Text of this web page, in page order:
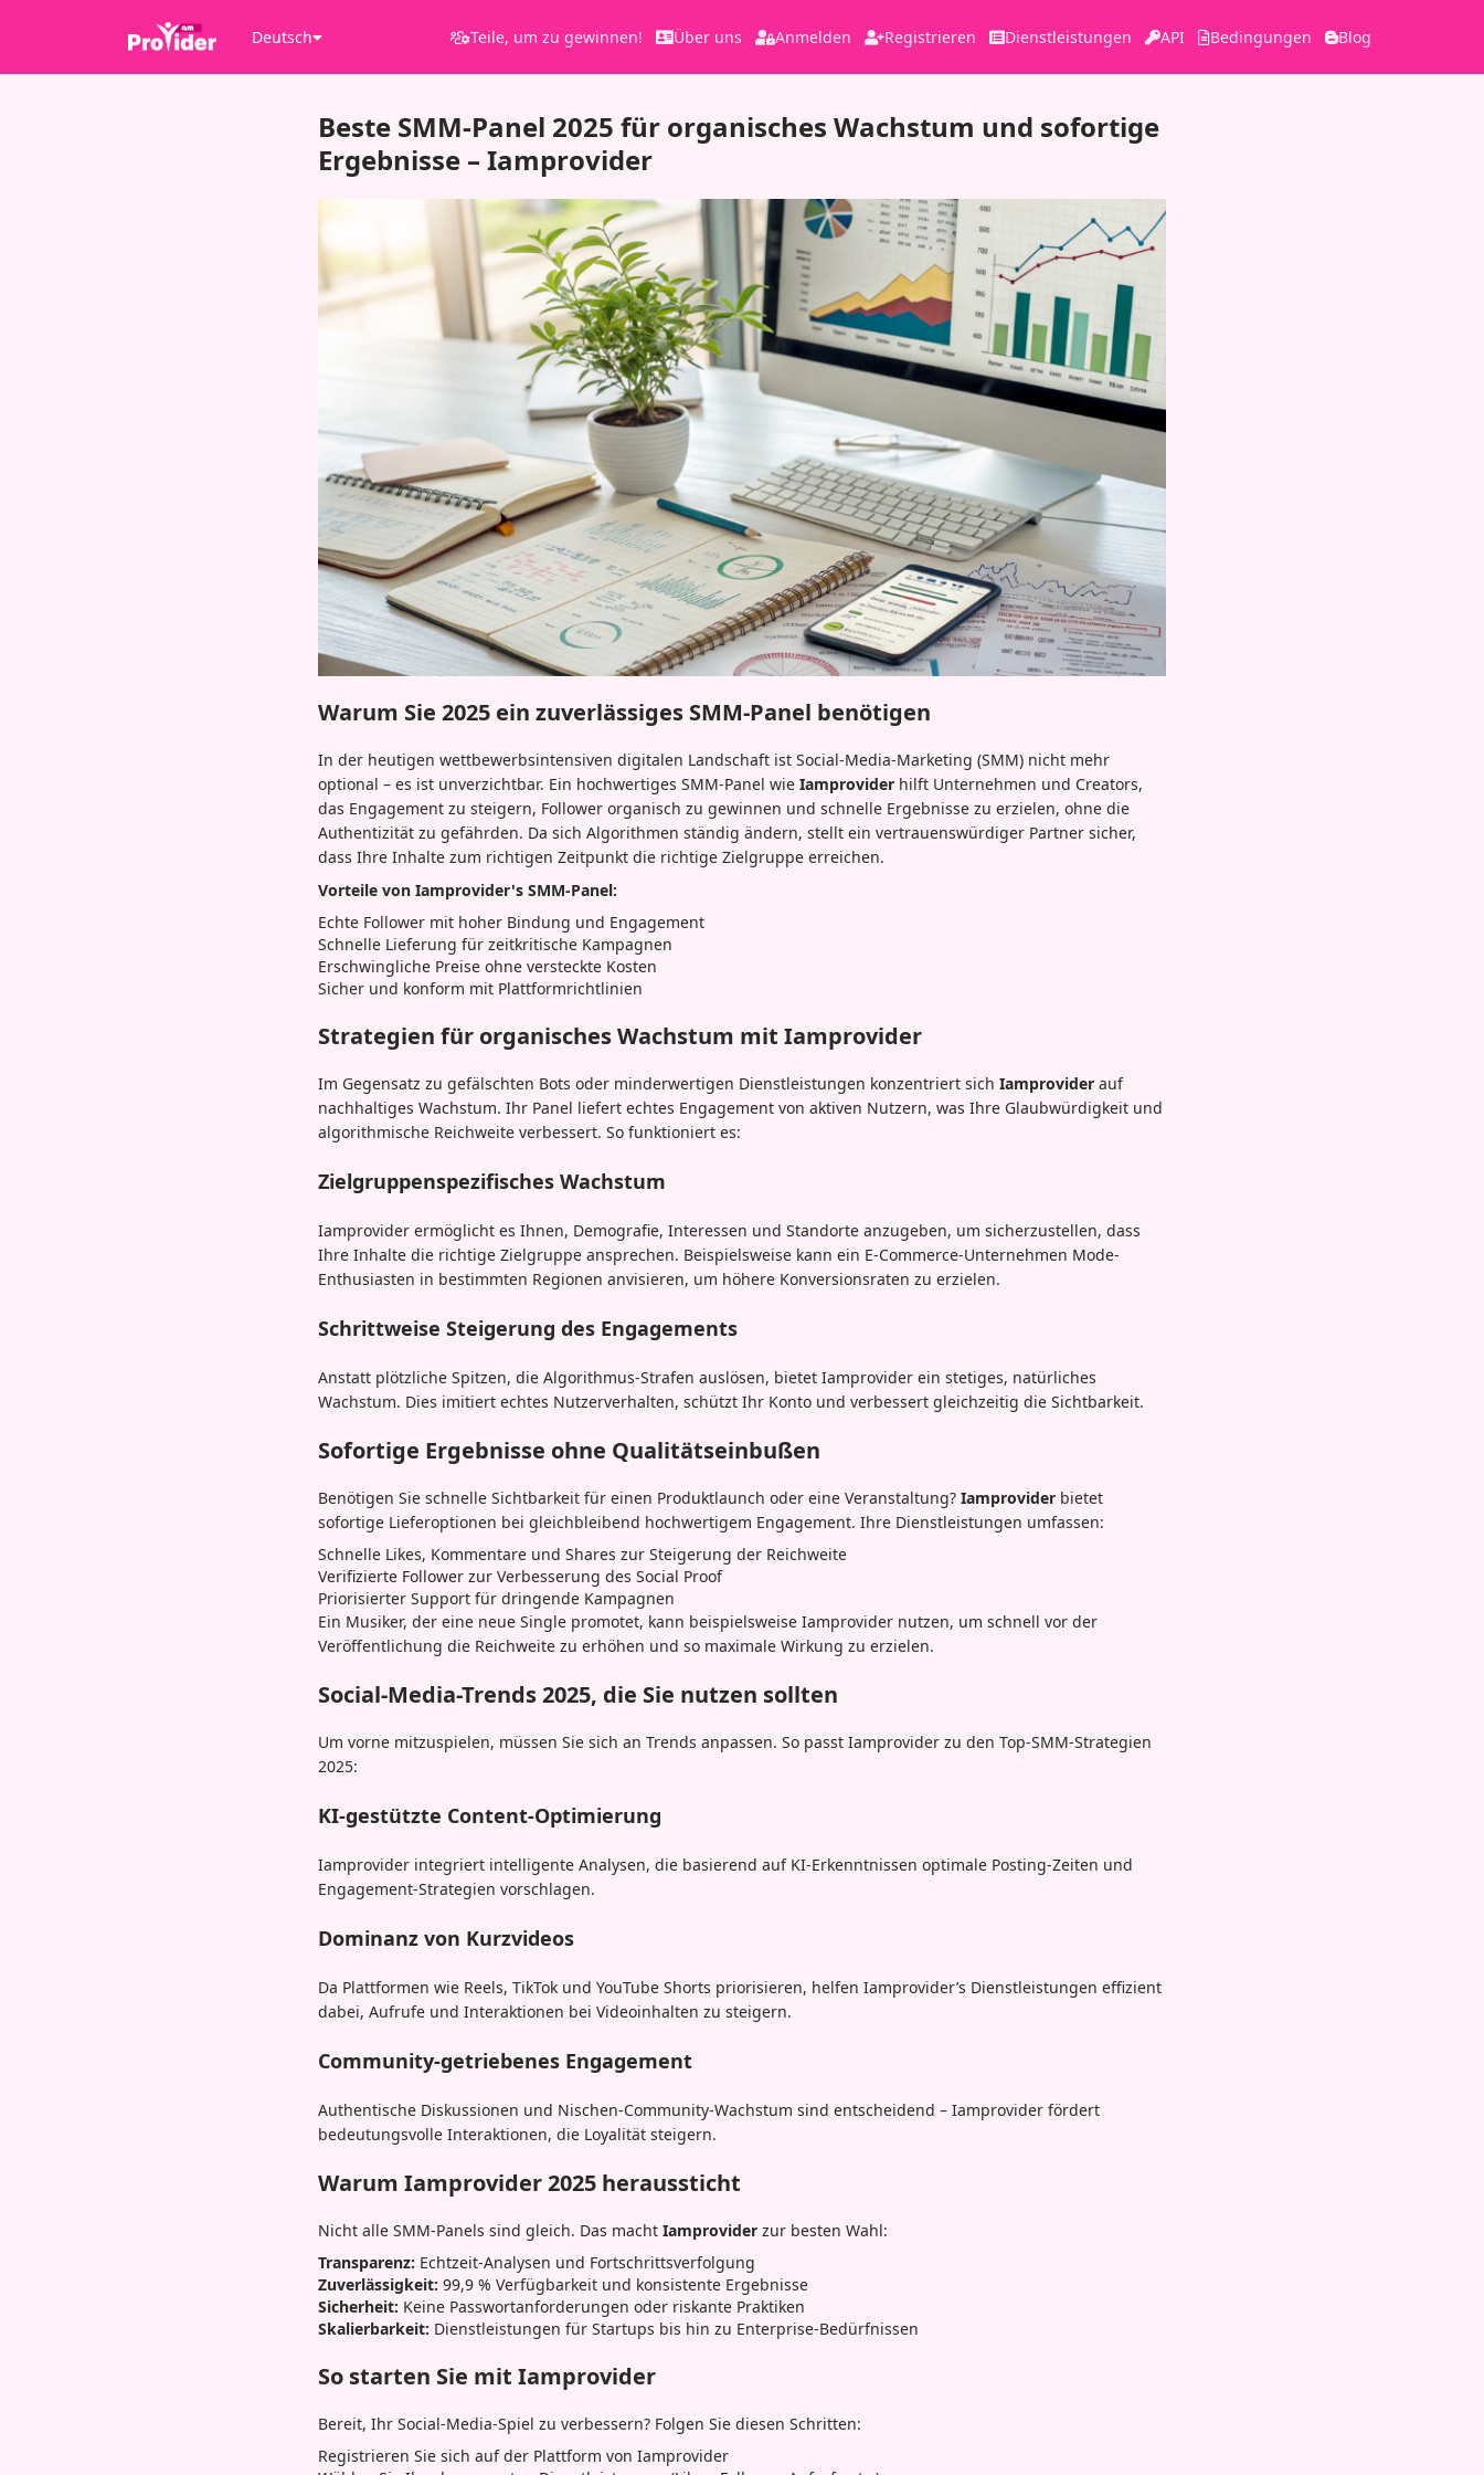
Deutsch Teile, um zu gewinnen! Über uns Anmelden Registrieren Dienstleistungen API Bedingungen Blog
Beste SMM-Panel 2025 für organisches Wachstum und sofortige
Ergebnisse – Iamprovider
Warum Sie 2025 ein zuverlässiges SMM-Panel benötigen
In der heutigen wettbewerbsintensiven digitalen Landschaft ist Social-Media-Marketing (SMM) nicht mehr
optional – es ist unverzichtbar. Ein hochwertiges SMM-Panel wie Iamprovider hilft Unternehmen und Creators,
das Engagement zu steigern, Follower organisch zu gewinnen und schnelle Ergebnisse zu erzielen, ohne die
Authentizität zu gefährden. Da sich Algorithmen ständig ändern, stellt ein vertrauenswürdiger Partner sicher,
dass Ihre Inhalte zum richtigen Zeitpunkt die richtige Zielgruppe erreichen.
Vorteile von Iamprovider's SMM-Panel:
Echte Follower mit hoher Bindung und Engagement
Schnelle Lieferung für zeitkritische Kampagnen
Erschwingliche Preise ohne versteckte Kosten
Sicher und konform mit Plattformrichtlinien
Strategien für organisches Wachstum mit Iamprovider
Im Gegensatz zu gefälschten Bots oder minderwertigen Dienstleistungen konzentriert sich Iamprovider auf
nachhaltiges Wachstum. Ihr Panel liefert echtes Engagement von aktiven Nutzern, was Ihre Glaubwürdigkeit und
algorithmische Reichweite verbessert. So funktioniert es:
Zielgruppenspezifisches Wachstum
Iamprovider ermöglicht es Ihnen, Demografie, Interessen und Standorte anzugeben, um sicherzustellen, dass
Ihre Inhalte die richtige Zielgruppe ansprechen. Beispielsweise kann ein E-Commerce-Unternehmen Mode-
Enthusiasten in bestimmten Regionen anvisieren, um höhere Konversionsraten zu erzielen.
Schrittweise Steigerung des Engagements
Anstatt plötzliche Spitzen, die Algorithmus-Strafen auslösen, bietet Iamprovider ein stetiges, natürliches
Wachstum. Dies imitiert echtes Nutzerverhalten, schützt Ihr Konto und verbessert gleichzeitig die Sichtbarkeit.
Sofortige Ergebnisse ohne Qualitätseinbußen
Benötigen Sie schnelle Sichtbarkeit für einen Produktlaunch oder eine Veranstaltung? Iamprovider bietet
sofortige Lieferoptionen bei gleichbleibend hochwertigem Engagement. Ihre Dienstleistungen umfassen:
Schnelle Likes, Kommentare und Shares zur Steigerung der Reichweite
Verifizierte Follower zur Verbesserung des Social Proof
Priorisierter Support für dringende Kampagnen
Ein Musiker, der eine neue Single promotet, kann beispielsweise Iamprovider nutzen, um schnell vor der
Veröffentlichung die Reichweite zu erhöhen und so maximale Wirkung zu erzielen.
Social-Media-Trends 2025, die Sie nutzen sollten
Um vorne mitzuspielen, müssen Sie sich an Trends anpassen. So passt Iamprovider zu den Top-SMM-Strategien
2025:
KI-gestützte Content-Optimierung
Iamprovider integriert intelligente Analysen, die basierend auf KI-Erkenntnissen optimale Posting-Zeiten und
Engagement-Strategien vorschlagen.
Dominanz von Kurzvideos
Da Plattformen wie Reels, TikTok und YouTube Shorts priorisieren, helfen Iamprovider’s Dienstleistungen effizient
dabei, Aufrufe und Interaktionen bei Videoinhalten zu steigern.
Community-getriebenes Engagement
Authentische Diskussionen und Nischen-Community-Wachstum sind entscheidend – Iamprovider fördert
bedeutungsvolle Interaktionen, die Loyalität steigern.
Warum Iamprovider 2025 heraussticht
Nicht alle SMM-Panels sind gleich. Das macht Iamprovider zur besten Wahl:
Transparenz: Echtzeit-Analysen und Fortschrittsverfolgung
Zuverlässigkeit: 99,9 % Verfügbarkeit und konsistente Ergebnisse
Sicherheit: Keine Passwortanforderungen oder riskante Praktiken
Skalierbarkeit: Dienstleistungen für Startups bis hin zu Enterprise-Bedürfnissen
So starten Sie mit Iamprovider
Bereit, Ihr Social-Media-Spiel zu verbessern? Folgen Sie diesen Schritten:
Registrieren Sie sich auf der Plattform von Iamprovider